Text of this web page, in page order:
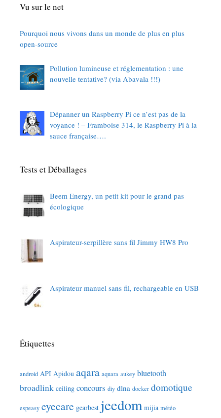
Vu sur le net
Pourquoi nous vivons dans un monde de plus en plus
open-source
Pollution lumineuse et réglementation : une
nouvelle tentative? (via Abavala !!!)
Dépanner un Raspberry Pi ce n’est pas de la
voyance ! – Framboise 314, le Raspberry Pi à la
sauce française….
Tests et Déballages
Beem Energy, un petit kit pour le grand pas
écologique
Aspirateur-serpillère sans fil Jimmy HW8 Pro
Aspirateur manuel sans fil, rechargeable en USB
Étiquettes
android API Apidou aqara aquara aukey bluetooth
broadlink ceiling concours diy dlna docker domotique
espeasy eyecare gearbest jeedom mijia météo